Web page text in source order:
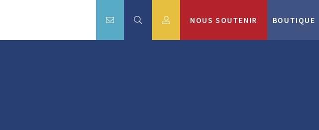
NOUS SOUTENIR BOUTIQUE